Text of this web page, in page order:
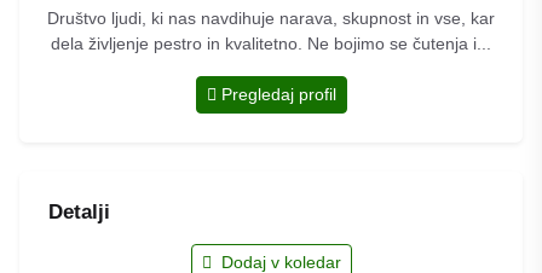
Društvo ljudi, ki nas navdihuje narava, skupnost in vse, kar
dela življenje pestro in kvalitetno. Ne bojimo se čutenja i...
Pregledaj profil
Detalji
Dodaj v koledar